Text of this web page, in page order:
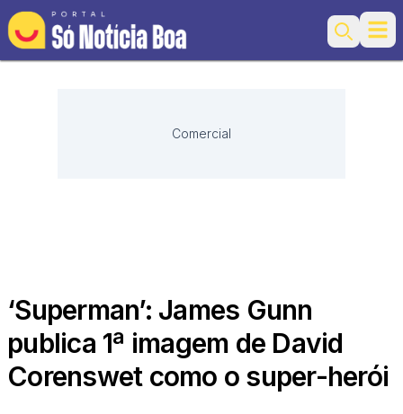
Search
Comercial
‘Superman’: James Gunn
publica 1ª imagem de David
Corenswet como o super-herói